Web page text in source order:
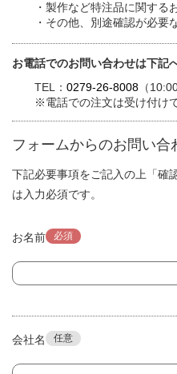
・製作など特注品に関する
・その他、別途確認が必要
お電話でのお問い合わせは下記
TEL： 0279-26-8008 （
※電話での注文は受け付け
フォームからのお問い合
下記必要事項をご記入の上「確
は入力必須です。
お名前 必須
会社名 任意